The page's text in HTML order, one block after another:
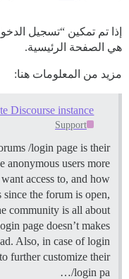
إذا تم تمكين “تسجيل
هي الصفحة الرئيسية.
مزيد من المعلومات هنا:
Discourse instance
Support
/login page is their
anonymous users more
access to, and how
the forum is open,
community is all about
page doesn’t makes
Also, in case of login
further customize their
/login pa…